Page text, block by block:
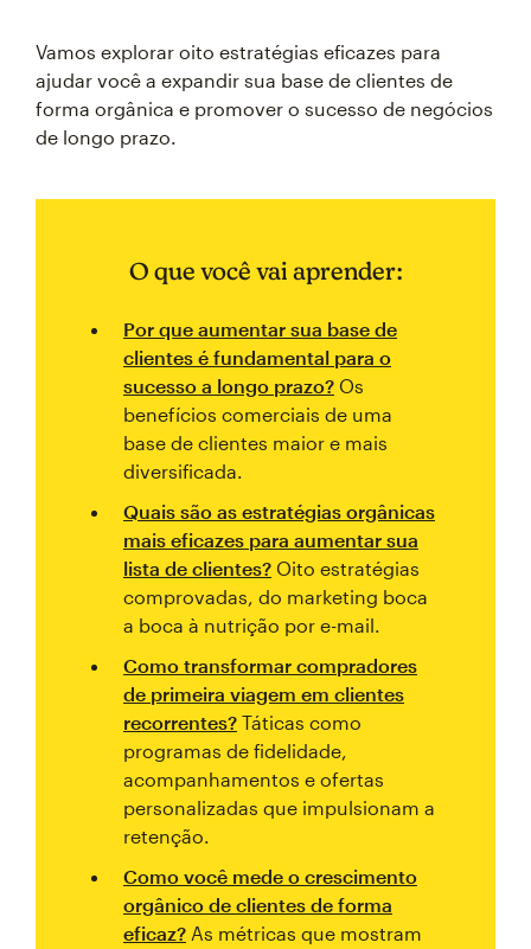
Vamos explorar oito estratégias eficazes para
ajudar você a expandir sua base de clientes de
forma orgânica e promover o sucesso de negócios
de longo prazo.
O que você vai aprender:
Por que aumentar sua base de
clientes é fundamental para o
sucesso a longo prazo? Os
benefícios comerciais de uma
base de clientes maior e mais
diversificada.
Quais são as estratégias orgânicas
mais eficazes para aumentar sua
lista de clientes? Oito estratégias
comprovadas, do marketing boca
a boca à nutrição por e-mail.
Como transformar compradores
de primeira viagem em clientes
recorrentes? Táticas como
programas de fidelidade,
acompanhamentos e ofertas
personalizadas que impulsionam a
retenção.
Como você mede o crescimento
orgânico de clientes de forma
eficaz? As métricas que mostram